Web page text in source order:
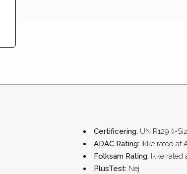
Certificering: UN R129 (i-
ADAC Rating: Ikke rated af
Folksam Rating: Ikke rated
PlusTest: Nej